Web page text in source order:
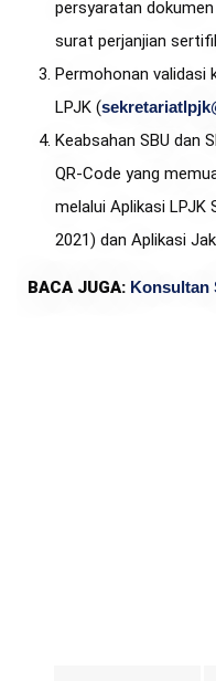
persyaratan
surat perjanjian
Permohonan validasi
LPJK (
Keabsahan SBU dan
QR-Code yang
melalui Aplikasi LPJK
2021) dan Aplikasi
BACA JUGA: Konsultan